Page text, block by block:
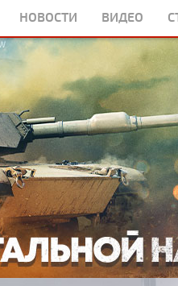
НОВОСТИ ВИДЕО